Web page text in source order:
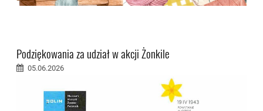
Podziękowania za udział w akcji Żonkile
05.06.2026